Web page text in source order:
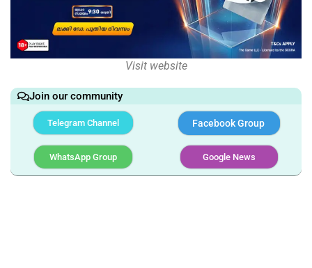
Visit website
Join our community
Telegram Channel Facebook Group
WhatsApp Group Google News